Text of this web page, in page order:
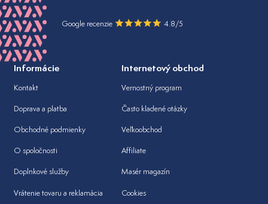
Google recenzie 4.8/5
Informácie
Kontakt
Doprava a platba
Obchodné podmienky
O spoločnosti
Doplnkové služby
Vrátenie tovaru a reklamácia
Internetový obchod
Vernostný program
Často kladené otázky
Veľkoobchod
Affiliate
Masér magazín
Cookies